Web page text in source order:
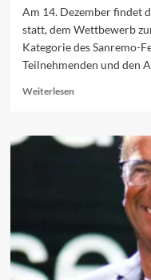
Am 14. Dezember findet
statt, dem Wettbewerb
Kategorie des Sanremo-
Teilnehmenden und den
WeiterlesenRead
Vorschau
auf
Newcomer-